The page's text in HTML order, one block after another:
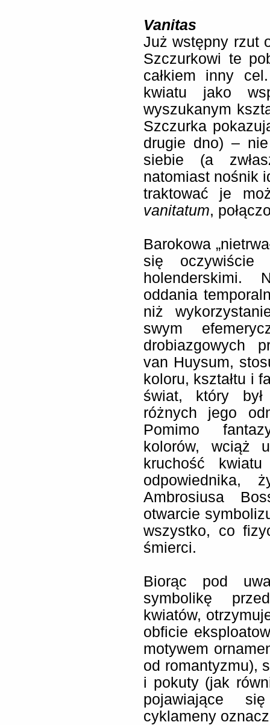
Vanitas
Już wstępny rzut
Szczurkowi te
całkiem inny
kwiatu jako
wyszukanym
Szczurka
drugie dno) –
siebie (a
natomiast nośnik
traktować je
vanitatum,
Barokowa
się oczywiście
holenderskimi.
oddania
niż
swym
drobiazgowych
van Huysum,
koloru, kształtu i
świat, który
różnych jego
Pomimo
kolorów, wciąż
kruchość
odpowiednika,
Ambrosiusa
otwarcie
wszystko, co
śmierci.
Biorąc pod
symbolikę
kwiatów,
obficie
motywem
od romantyzmu),
i pokuty (jak
pojawiające
cyklameny